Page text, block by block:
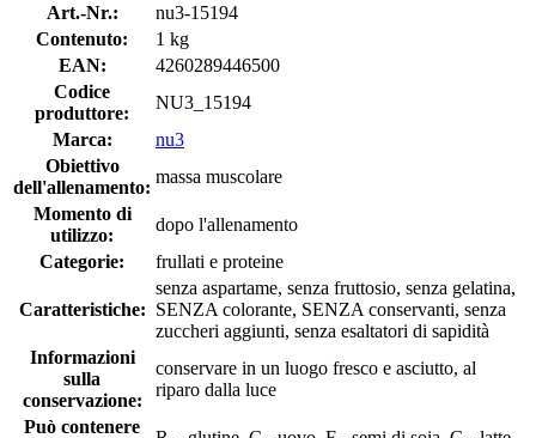
Art.-Nr.:
nu3-15194
Contenuto:
1 kg
EAN:
4260289446500
Codice
produttore:
NU3_15194
Marca:
nu3
Obiettivo
dell'allenamento:
massa muscolare
Momento di
utilizzo:
dopo l'allenamento
Categorie:
frullati e proteine
Caratteristiche:
senza aspartame, senza fruttosio, senza gelatina,
SENZA colorante, SENZA conservanti, senza
zuccheri aggiunti, senza esaltatori di sapidità
Informazioni
sulla
conservazione:
conservare in un luogo fresco e asciutto, al
riparo dalla luce
Può contenere